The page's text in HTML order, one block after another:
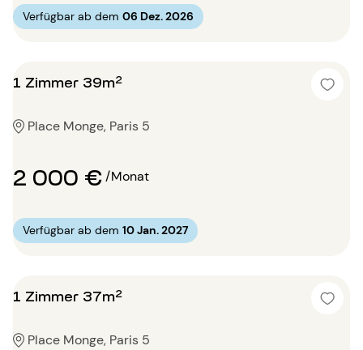
Verfügbar ab dem 06 Dez. 2026
1 Zimmer 39m²
Place Monge, Paris 5
2 000 €/Monat
Verfügbar ab dem 10 Jan. 2027
1 Zimmer 37m²
Place Monge, Paris 5